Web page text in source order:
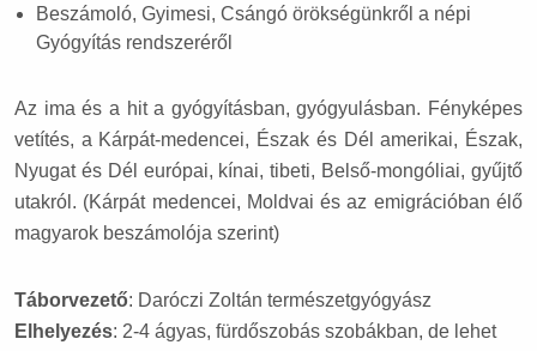
Beszámoló, Gyimesi, Csángó örökségünkről a népi
Gyógyítás rendszeréről
Az ima és a hit a gyógyításban, gyógyulásban. Fényképes
vetítés, a Kárpát-medencei, Észak és Dél amerikai, Észak,
Nyugat és Dél európai, kínai, tibeti, Belső-mongóliai, gyűjtő
utakról. (Kárpát medencei, Moldvai és az emigrációban élő
magyarok beszámolója szerint)
Táborvezető: Daróczi Zoltán természetgyógyász
Elhelyezés: 2-4 ágyas, fürdőszobás szobákban, de lehet